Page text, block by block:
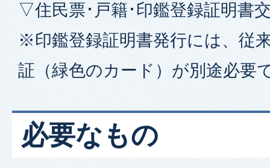
▽住民票･戸籍･印鑑登録証明書
※印鑑登録証明書発行には、従
証（緑色のカード）が別途必要
必要なもの